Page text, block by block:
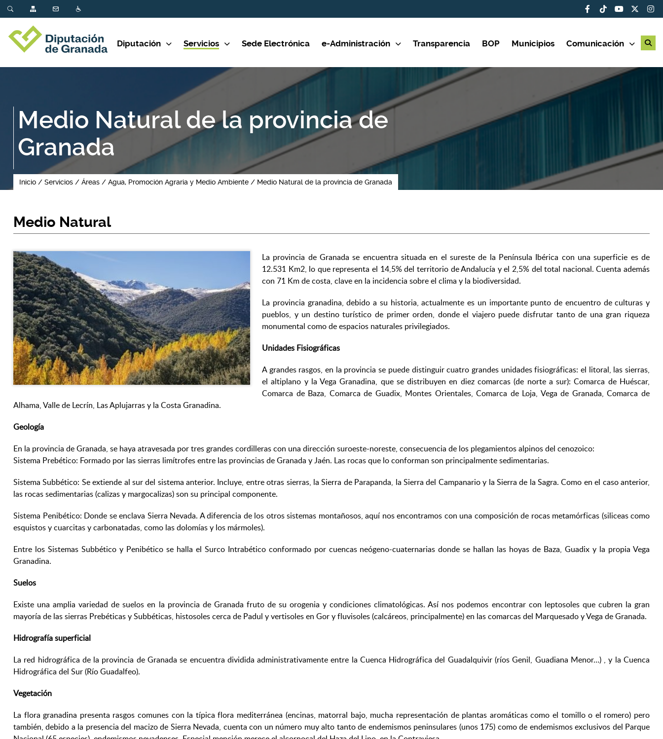
Diputación Servicios Sede Electrónica e-Administración Transparencia BOP Municipios Comunicación
Medio Natural de la provincia de
Granada
Inicio Servicios Áreas Agua, Promoción Agraria y Medio Ambiente Medio Natural de la provincia de Granada
Medio Natural
La provincia de Granada se encuentra situada en el sureste de la Península Ibérica con una superficie es de
12.531 Km2, lo que representa el 14,5% del territorio de Andalucía y el 2,5% del total nacional. Cuenta además
con 71 Km de costa, clave en la incidencia sobre el clima y la biodiversidad.
La provincia granadina, debido a su historia, actualmente es un importante punto de encuentro de culturas y
pueblos, y un destino turístico de primer orden, donde el viajero puede disfrutar tanto de una gran riqueza
monumental como de espacios naturales privilegiados.
Unidades Fisiográficas
A grandes rasgos, en la provincia se puede distinguir cuatro grandes unidades fisiográficas: el litoral, las sierras,
el altiplano y la Vega Granadina, que se distribuyen en diez comarcas (de norte a sur): Comarca de Huéscar,
Comarca de Baza, Comarca de Guadix, Montes Orientales, Comarca de Loja, Vega de Granada, Comarca de
Alhama, Valle de Lecrín, Las Aplujarras y la Costa Granadina.
Geología
En la provincia de Granada, se haya atravesada por tres grandes cordilleras con una dirección suroeste-noreste, consecuencia de los plegamientos alpinos del cenozoico:
Sistema Prebético: Formado por las sierras limítrofes entre las provincias de Granada y Jaén. Las rocas que lo conforman son principalmente sedimentarias.
Sistema Subbético: Se extiende al sur del sistema anterior. Incluye, entre otras sierras, la Sierra de Parapanda, la Sierra del Campanario y la Sierra de la Sagra. Como en el caso anterior,
las rocas sedimentarias (calizas y margocalizas) son su principal componente.
Sistema Penibético: Donde se enclava Sierra Nevada. A diferencia de los otros sistemas montañosos, aquí nos encontramos con una composición de rocas metamórficas (siliceas como
esquistos y cuarcitas y carbonatadas, como las dolomías y los mármoles).
Entre los Sistemas Subbético y Penibético se halla el Surco Intrabético conformado por cuencas neógeno-cuaternarias donde se hallan las hoyas de Baza, Guadix y la propia Vega
Granadina.
Suelos
Existe una amplia variedad de suelos en la provincia de Granada fruto de su orogenia y condiciones climatológicas. Así nos podemos encontrar con leptosoles que cubren la gran
mayoría de las sierras Prebéticas y Subbéticas, histosoles cerca de Padul y vertisoles en Gor y fluvisoles (calcáreos, principalmente) en las comarcas del Marquesado y Vega de Granada.
Hidrografía superficial
La red hidrográfica de la provincia de Granada se encuentra dividida administrativamente entre la Cuenca Hidrográfica del Guadalquivir (ríos Genil, Guadiana Menor…) , y la Cuenca
Hidrográfica del Sur (Río Guadalfeo).
Vegetación
La flora granadina presenta rasgos comunes con la típica flora mediterránea (encinas, matorral bajo, mucha representación de plantas aromáticas como el tomillo o el romero) pero
también, debido a la presencia del macizo de Sierra Nevada, cuenta con un número muy alto tanto de endemismos peninsulares (unos 175) como de endemismos exclusivos del Parque